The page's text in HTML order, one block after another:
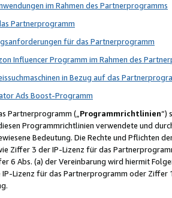
im Rahmen des Partnerprogramms
Partnerprogramm
für das Partnerprogramm
Influencer Programm im Rahmen des
in Bezug auf das
Ads Boost-Programm
Partnerprogramm („Programmrichtlinien“)
Programmrichtlinien verwendete und
Bedeutung. Die Rechte und Pflichten
Ziffer 3 der IP-Lizenz für das
6 Abs. (a) der Vereinbarung wird hiermit
Lizenz für das Partnerprogramm oder